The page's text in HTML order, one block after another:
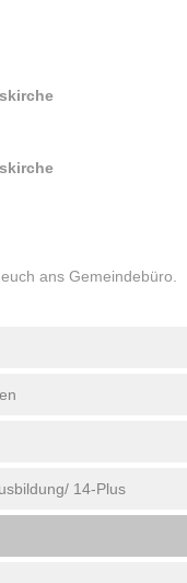
ans Gemeindebüro.
14-Plus